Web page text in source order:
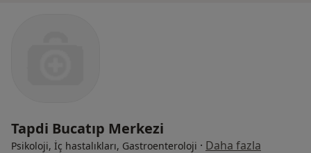
Tapdi Bucatıp Merkezi
Psikoloji, İç hastalıkları, Gastroenteroloji · Daha fazla